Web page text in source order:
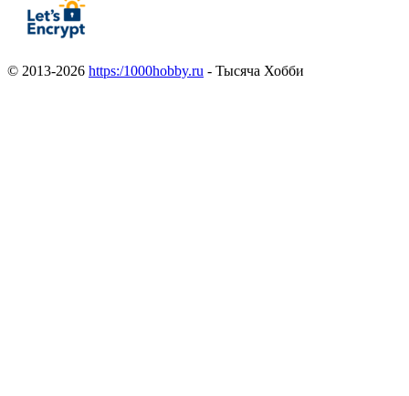
© 2013-2026 https:/1000hobby.ru - Тысяча Хобби